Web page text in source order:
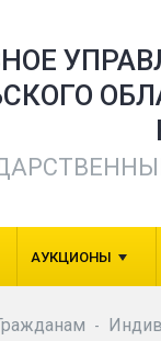
АУКЦИОНЫ
-